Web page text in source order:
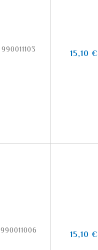
990011103 15,10 €
990011006 15,10 €